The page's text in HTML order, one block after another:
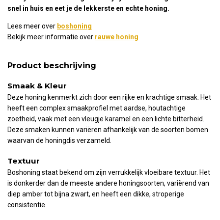
snel in huis en eet je de lekkerste en echte honing.
Lees meer over boshoning
Bekijk meer informatie over rauwe honing
Product beschrijving
Smaak & Kleur
Deze honing kenmerkt zich door een rijke en krachtige smaak. Het
heeft een complex smaakprofiel met aardse, houtachtige
zoetheid, vaak met een vleugje karamel en een lichte bitterheid.
Deze smaken kunnen variëren afhankelijk van de soorten bomen
waarvan de honingdis verzameld.
Textuur
Boshoning staat bekend om zijn verrukkelijk vloeibare textuur. Het
is donkerder dan de meeste andere honingsoorten, variërend van
diep amber tot bijna zwart, en heeft een dikke, stroperige
consistentie​​.